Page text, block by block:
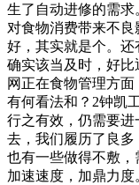
生了自动进修的需
对食物消费带来不
好，其实就是个。还
确实该当及时，好
网正在食物管理方
有何看法和？2钟凯
行之有效，仍需要
去，我们履历了良
也有一些做得不敷
加速速度，加鼎力